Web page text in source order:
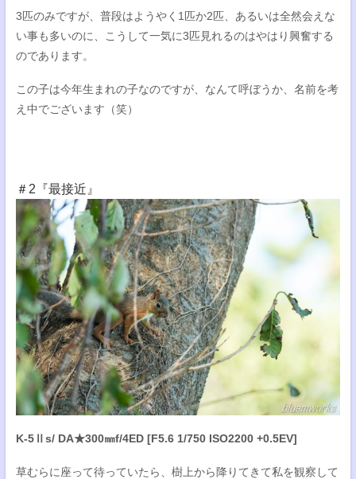
3匹のみですが、普段はようやく1匹か2匹、あるいは全然会えな
い事も多いのに、こうして一気に3匹見れるのはやはり興奮する
のであります。
この子は今年生まれの子なのですが、なんて呼ぼうか、名前を考
え中でございます（笑）
＃2『最接近』
K-5Ⅱs/ DA★300㎜f/4ED [F5.6 1/750 ISO2200 +0.5EV]
草むらに座って待っていたら、樹上から降りてきて私を観察して